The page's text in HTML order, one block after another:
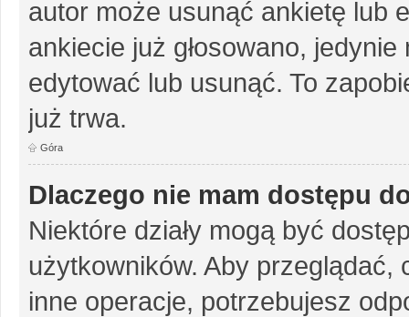
autor może usunąć ankietę lub
ankiecie już głosowano,
edytować lub usunąć. To
już trwa.
Góra
Dlaczego nie mam dostępu
Niektóre działy mogą być
użytkowników. Aby
inne operacje, potrzebujesz